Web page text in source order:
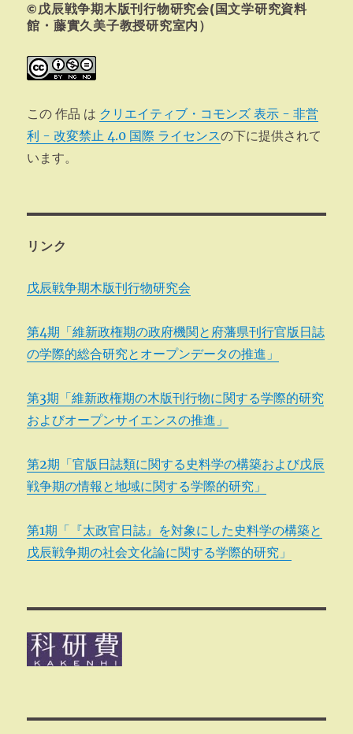
ン
©戊辰戦争期木版刊行物研究会(国文学研究資料
館・藤實久美子教授研究室内）
この 作品 は クリエイティブ・コモンズ 表示 - 非営
利 - 改変禁止 4.0 国際 ライセンスの下に提供されて
います。
リンク
戊辰戦争期木版刊行物研究会
第4期「維新政権期の政府機関と府藩県刊行官版日誌
の学際的総合研究とオープンデータの推進」
第3期「維新政権期の木版刊行物に関する学際的研究
およびオープンサイエンスの推進」
第2期「官版日誌類に関する史料学の構築および戊辰
戦争期の情報と地域に関する学際的研究」
第1期「『太政官日誌』を対象にした史料学の構築と
戊辰戦争期の社会文化論に関する学際的研究」